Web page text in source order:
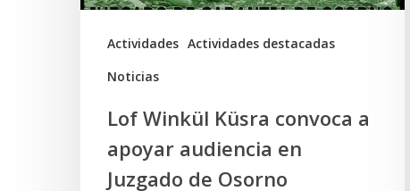
Actividades Actividades destacadas
Noticias
en
Juzgado
Lof Winkül Küsra convoca a
apoyar audiencia en
Juzgado de Osorno